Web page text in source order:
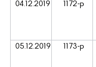
04.12.2019 1172-р
05.12.2019 1173-р